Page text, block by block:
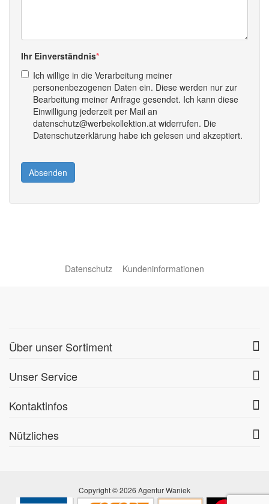
Ihr Einverständnis
Ich willige in die Verarbeitung meiner
personenbezogenen Daten ein. Diese werden nur zur
Bearbeitung meiner Anfrage gesendet. Ich kann diese
Einwilligung jederzeit per Mail an
datenschutz@werbekollektion.at widerrufen. Die
Datenschutzerklärung habe ich gelesen und akzeptiert.
Absenden
Datenschutz Kundeninformationen
Über unser Sortiment
Unser Service
Kontaktinfos
Nützliches
Copyright © 2026 Agentur Waniek